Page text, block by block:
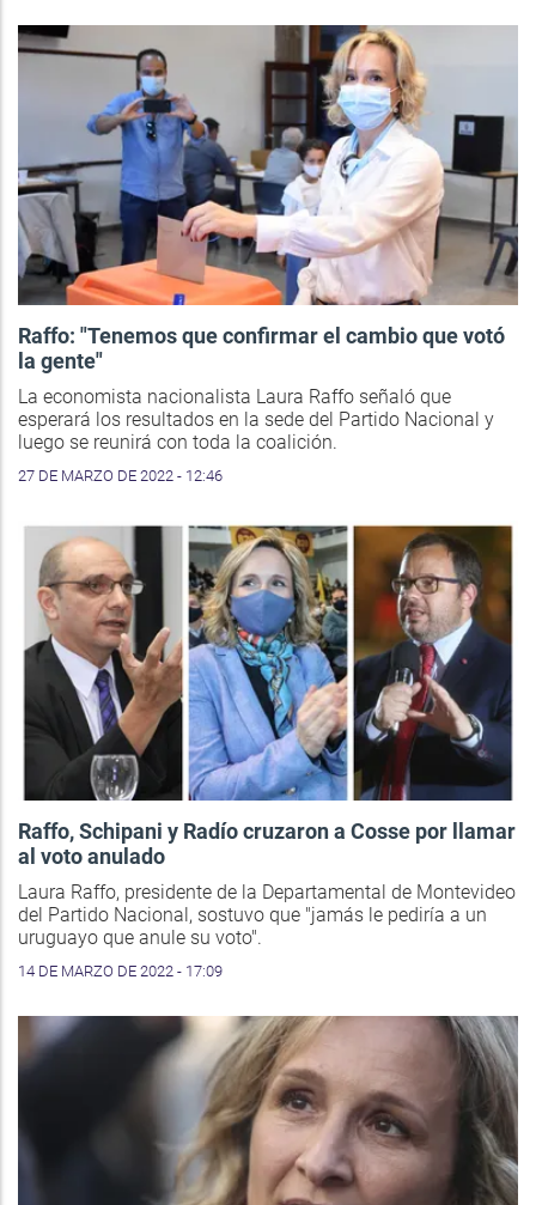
Raffo: "Tenemos que confirmar el cambio que votó
la gente"
La economista nacionalista Laura Raffo señaló que
esperará los resultados en la sede del Partido Nacional y
luego se reunirá con toda la coalición.
27 DE MARZO DE 2022 - 12:46
Raffo, Schipani y Radío cruzaron a Cosse por llamar
al voto anulado
Laura Raffo, presidente de la Departamental de Montevideo
del Partido Nacional, sostuvo que "jamás le pediría a un
uruguayo que anule su voto".
14 DE MARZO DE 2022 - 17:09